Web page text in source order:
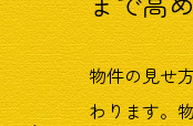
物件の見せ
わります。